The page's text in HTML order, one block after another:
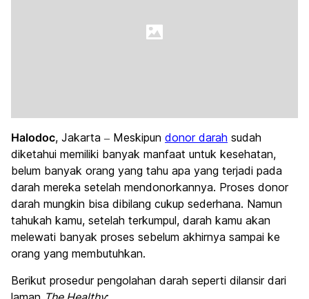
Halodoc, Jakarta – Meskipun donor darah sudah
diketahui memiliki banyak manfaat untuk kesehatan,
belum banyak orang yang tahu apa yang terjadi pada
darah mereka setelah mendonorkannya. Proses donor
darah mungkin bisa dibilang cukup sederhana. Namun
tahukah kamu, setelah terkumpul, darah kamu akan
melewati banyak proses sebelum akhirnya sampai ke
orang yang membutuhkan.
Berikut prosedur pengolahan darah seperti dilansir dari